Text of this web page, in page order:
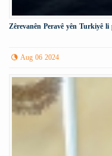
Zêrevanên Peravê yên Turkiyê
Aug 06 2024